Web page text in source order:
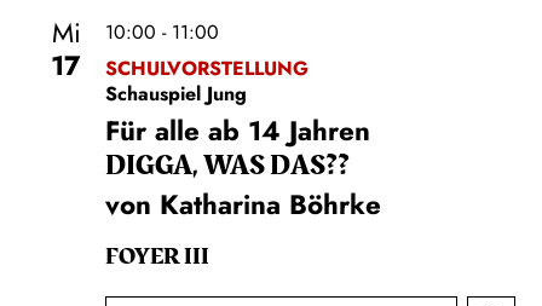
Mi
17
10:00 - 11:00
SCHULVORSTELLUNG
Schauspiel Jung
Für alle ab 14 Jahren
DIGGA, WAS DAS??
von Katharina Böhrke
FOYER III